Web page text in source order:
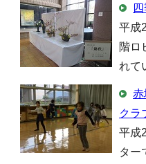
平成
階ロ
れて
赤
クラ
平成
ター